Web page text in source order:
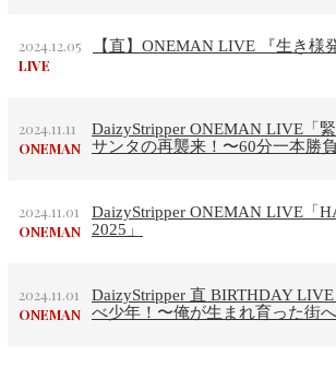
2024.12.05
LIVE
【直】ONEMAN LIVE 『生き様
2024.11.11
ONEMAN
DaizyStripper ONEMAN LIVE「
サンタの再襲来！〜60分一本勝負
2024.11.01
ONEMAN
DaizyStripper ONEMAN LIVE「
2025」
2024.11.01
ONEMAN
DaizyStripper 直 BIRTHDAY
べ少年！〜俺が生まれ育った街